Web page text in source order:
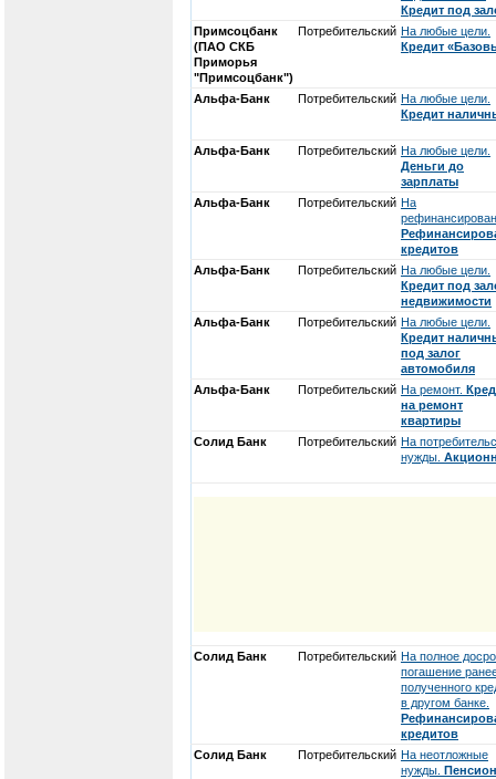
Кредит под
Примсоцбанк
(ПАО СКБ
Приморья
"Примсоцбанк")
Потребительский На любые цели.
Кредит
Альфа-Банк Потребительский На любые цели.
Кредит
Альфа-Банк Потребительский На любые цели.
Деньги до
зарплаты
Альфа-Банк
Потребительский На
кредитов
Альфа-Банк
Потребительский На любые цели.
Кредит под
недвижимости
Альфа-Банк
Потребительский На любые цели.
Кредит
под залог
автомобиля
Альфа-Банк
Потребительский На ремонт.
на ремонт
квартиры
Солид Банк
Потребительский На
нужды.
Солид Банк Потребительский На полное
погашение
полученного
в другом банке.
кредитов
Солид Банк
Потребительский На неотложные
нужды.